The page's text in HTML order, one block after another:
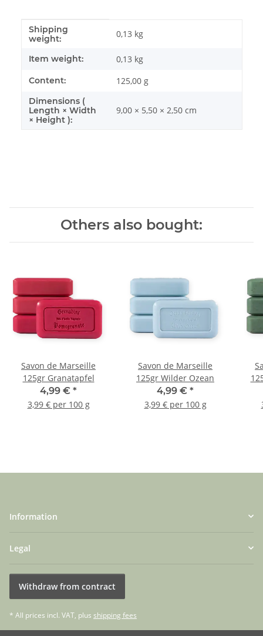
Item information
Value
Shipping
weight:
0,13 kg
Item weight: 0,13 kg
Content: 125,00 g
Dimensions (
Length × Width
× Height ):
9,00 × 5,50 × 2,50 cm
Others also bought:
Savon de Marseille
125gr Granatapfel
4,99 € *
3,99 € per 100 g
Savon de Marseille
125gr Wilder Ozean
4,99 € *
3,99 € per 100 g
Information
Legal
Withdraw from contract
* All prices incl. VAT, plus shipping fees